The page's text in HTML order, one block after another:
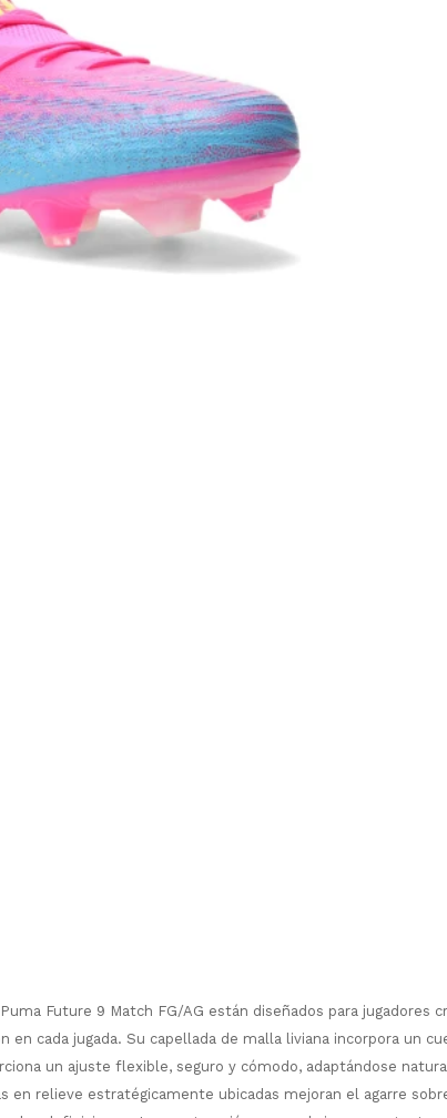
Future 9 Match FG/AG están diseñados para jugadores
en cada jugada. Su capellada de malla liviana incorpora un
un ajuste flexible, seguro y cómodo, adaptándose
en relieve estratégicamente ubicadas mejoran el agarre
¡Sumate a la forma más ágil de
comprar!
Comprá en 3 cuotas sin recargo o hasta
en 12 cuotas * ¡Solo con tu cédula!